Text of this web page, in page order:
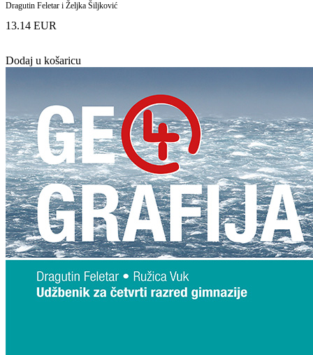
Dragutin Feletar i Željka Šiljković
13.14 EUR
Dodaj u košaricu